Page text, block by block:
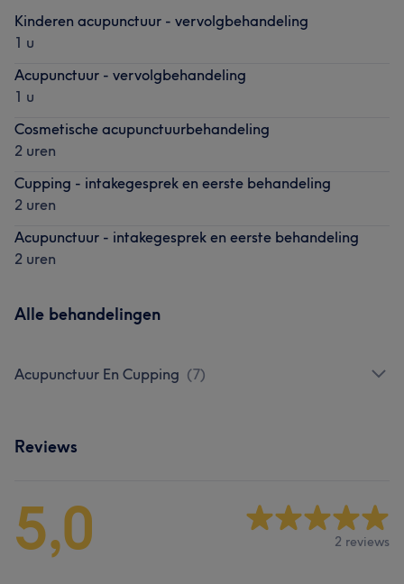
Kinderen acupunctuur - vervolgbehandeling
1 u
Acupunctuur - vervolgbehandeling
1 u
Cosmetische acupunctuurbehandeling
2 uren
Cupping - intakegesprek en eerste behandeling
2 uren
Acupunctuur - intakegesprek en eerste behandeling
2 uren
Alle behandelingen
Acupunctuur En Cupping (7)
Reviews
5,0 2 reviews